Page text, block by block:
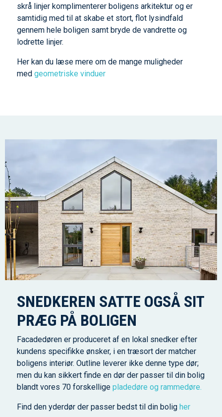
skrå linjer komplimenterer boligens arkitektur og er
samtidig med til at skabe et stort, flot lysindfald
gennem hele boligen samt bryde de vandrette og
lodrette linjer.
Her kan du læse mere om de mange muligheder
med geometriske vinduer
SNEDKEREN SATTE OGSÅ SIT
PRÆG PÅ BOLIGEN
Facadedøren er produceret af en lokal snedker efter
kundens specifikke ønsker, i en træsort der matcher
boligens interiør. Outline leverer ikke denne type dør;
men du kan sikkert finde en dør der passer til din bolig
blandt vores 70 forskellige pladedøre og rammedøre.
Find den yderdør der passer bedst til din bolig her